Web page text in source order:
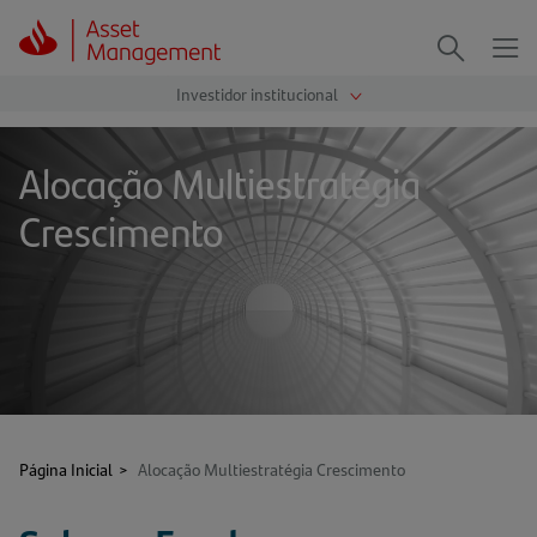
Alocação Multiestratégia
Crescimento
Página Inicial > Alocação Multiestratégia Crescimento